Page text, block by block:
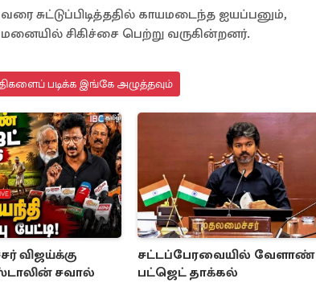
சுட்டுப்பிடித்ததில் காயமடைந்த ஐயப்பனும்,
சிகிச்சை பெற்று வருகின்றனர்.
படிக்க இங்கே அழுத்தவும்
விஜய்க்கு
சவால்
சட்டப்பேரவையில் வேளாண்
பட்ஜெட் தாக்கல்